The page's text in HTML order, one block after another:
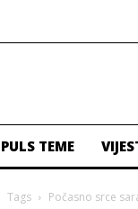
TEME
Tags Počasno srce